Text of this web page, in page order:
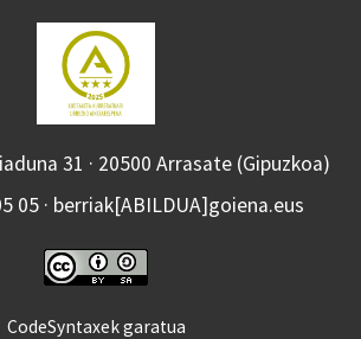
31 · 20500 Arrasate (Gipuzkoa)
05 · berriak[ABILDUA]goiena.eus
CodeSyntaxek garatua